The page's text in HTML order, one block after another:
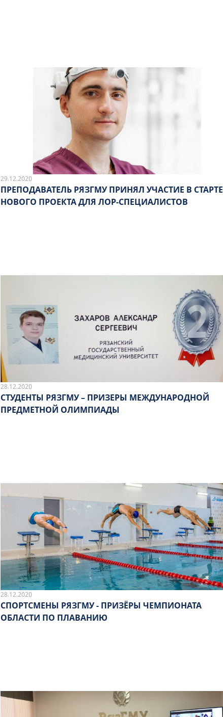
29.12.2020
ПРЕПОДАВАТЕЛЬ РЯЗГМУ ПРИНЯЛ УЧАСТИЕ В СТАРТЕ
НОВОГО ПРОЕКТА ДЛЯ ЛОР-СПЕЦИАЛИСТОВ
28.12.2020
СТУДЕНТЫ РЯЗГМУ – ПРИЗЕРЫ МЕЖДУНАРОДНОЙ
ПРЕДМЕТНОЙ ОЛИМПИАДЫ
28.12.2020
СПОРТСМЕНЫ РЯЗГМУ - ПРИЗЁРЫ ЧЕМПИОНАТА
ОБЛАСТИ ПО ПЛАВАНИЮ